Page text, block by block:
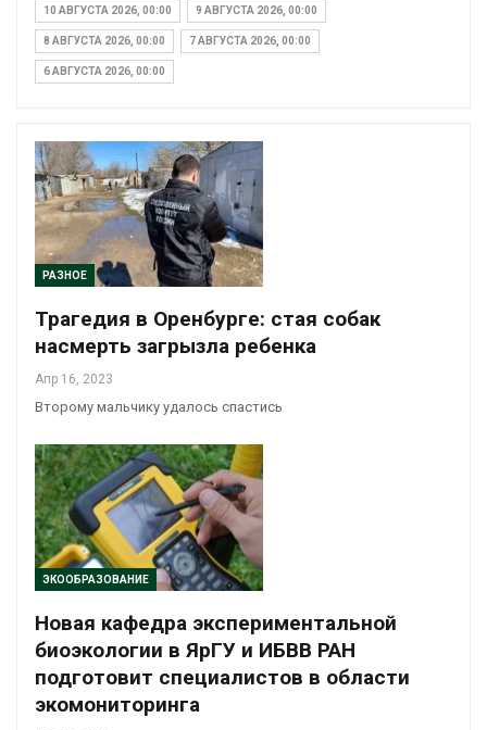
10 АВГУСТА 2026, 00:00 9 АВГУСТА 2026, 00:00
8 АВГУСТА 2026, 00:00 7 АВГУСТА 2026, 00:00
6 АВГУСТА 2026, 00:00
РАЗНОЕ
Трагедия в Оренбурге: стая собак
насмерть загрызла ребенка
Апр 16, 2023
Второму мальчику удалось спастись
ЭКООБРАЗОВАНИЕ
Новая кафедра экспериментальной
биоэкологии в ЯрГУ и ИБВВ РАН
подготовит специалистов в области
экомониторинга